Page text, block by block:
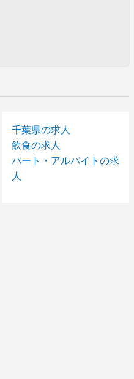
千葉県の求人
飲食の求人
パート・アルバイトの求
人